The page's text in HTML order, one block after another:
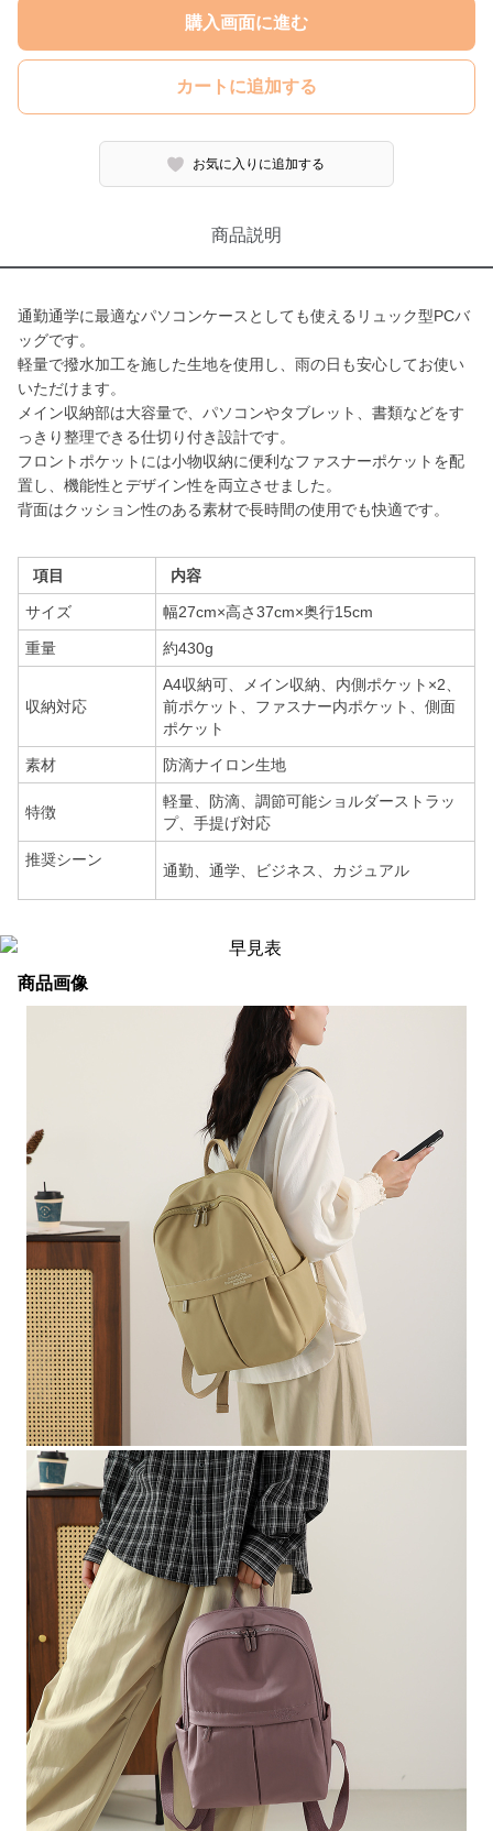
購入画面に進む
カートに追加する
お気に入りに追加する
商品説明
通勤通学に最適なパソコンケースとしても使えるリュック型PCバ
ッグです。
軽量で撥水加工を施した生地を使用し、雨の日も安心してお使い
いただけます。
メイン収納部は大容量で、パソコンやタブレット、書類などをす
っきり整理できる仕切り付き設計です。
フロントポケットには小物収納に便利なファスナーポケットを配
置し、機能性とデザイン性を両立させました。
背面はクッション性のある素材で長時間の使用でも快適です。
項目 内容
サイズ 幅27cm×高さ37cm×奥行15cm
重量 約430g
収納対応
A4収納可、メイン収納、内側ポケット×2、
前ポケット、ファスナー内ポケット、側面
ポケット
素材 防滴ナイロン生地
特徴
軽量、防滴、調節可能ショルダーストラッ
プ、手提げ対応
推奨シーン
通勤、通学、ビジネス、カジュアル
商品画像